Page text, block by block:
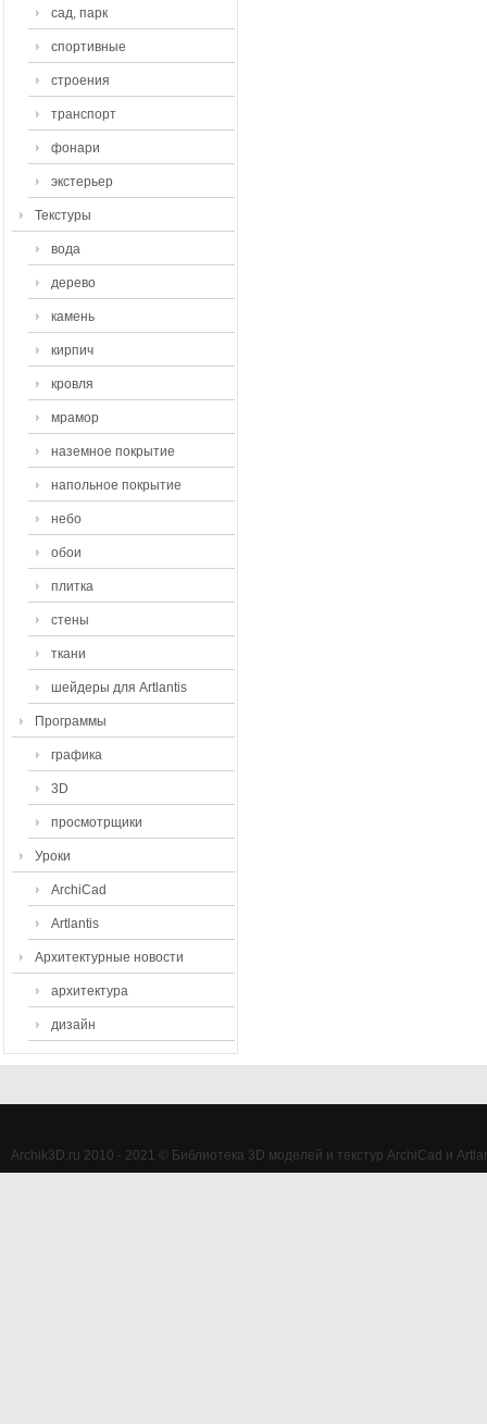
сад, парк
спортивные
строения
транспорт
фонари
экстерьер
Текстуры
вода
дерево
камень
кирпич
кровля
мрамор
наземное покрытие
напольное покрытие
небо
обои
плитка
стены
ткани
шейдеры для Artlantis
Программы
графика
3D
просмотрщики
Уроки
ArchiCad
Artlantis
Архитектурные новости
архитектура
дизайн
Archik3D.ru 2010 - 2021 © Библиотека 3D моделей и текстур ArchiCad и